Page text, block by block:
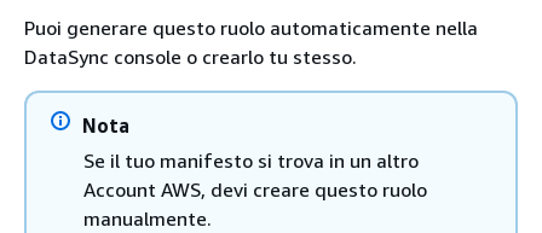
Puoi generare questo ruolo automaticamente nella
DataSync console o crearlo tu stesso.
Nota
Se il tuo manifesto si trova in un altro
Account AWS, devi creare questo ruolo
manualmente.